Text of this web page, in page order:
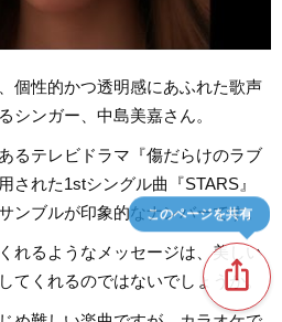
個性的かつ透明感にあふれた歌声
シンガー、中島美嘉さん。
るテレビドラマ『傷だらけのラブ
された1stシングル曲『STARS』
ンブルが印象的なナンバーです。
れるようなメッセージは、美しい
てくれるのではないでしょうか。
ios_share
このページを共有